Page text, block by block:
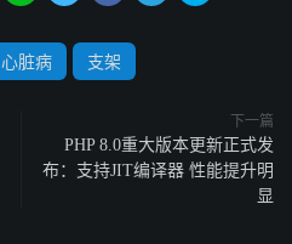
心脏病 支架
下一篇
PHP 8.0重大版本更新正式发
布：支持JIT编译器 性能提升明
显